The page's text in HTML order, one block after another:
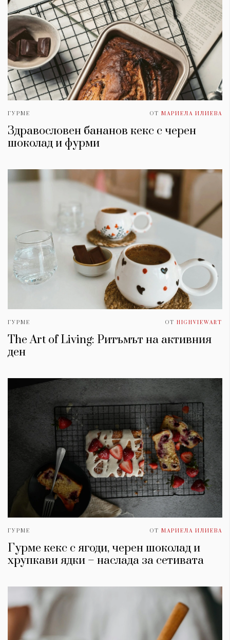
ГУРМЕ ОТ МАРИЕЛА ИЛИЕВА
Здравословен бананов кекс с черен
шоколад и фурми
ГУРМЕ ОТ HIGHVIEWART
The Art of Living: Ритъмът на активния
ден
ГУРМЕ ОТ МАРИЕЛА ИЛИЕВА
Гурме кекс с ягоди, черен шоколад и
хрупкави ядки – наслада за сетивата